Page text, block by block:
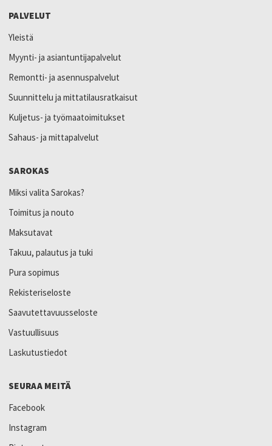
PALVELUT
Yleistä
Myynti- ja asiantuntijapalvelut
Remontti- ja asennuspalvelut
Suunnittelu ja mittatilausratkaisut
Kuljetus- ja työmaatoimitukset
Sahaus- ja mittapalvelut
SAROKAS
Miksi valita Sarokas?
Toimitus ja nouto
Maksutavat
Takuu, palautus ja tuki
Pura sopimus
Rekisteriseloste
Saavutettavuusseloste
Vastuullisuus
Laskutustiedot
SEURAA MEITÄ
Facebook
Instagram